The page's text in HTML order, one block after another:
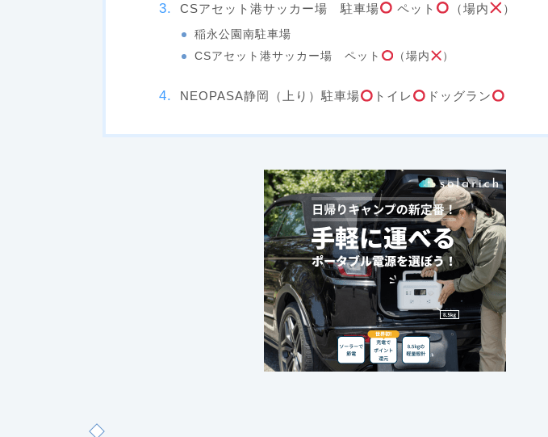
CSアセット港サッカー場 駐車場 ペット （場内 ）
稲永公園南駐車場
CSアセット港サッカー場 ペット
（場内 ）
NEOPASA静岡（上り）駐車場 トイレ ドッグラン